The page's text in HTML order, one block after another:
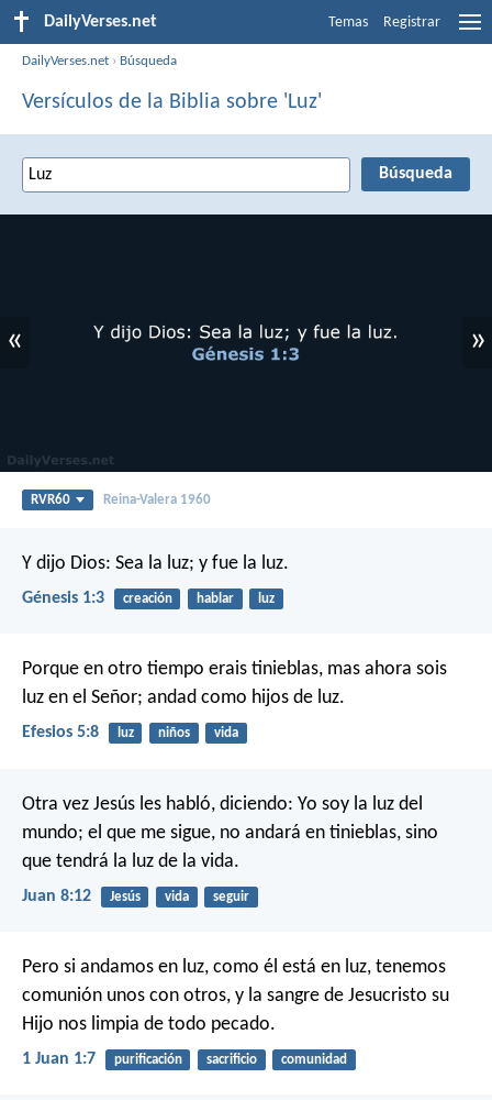
DailyVerses.net Temas Registrar
DailyVerses.net › Búsqueda
Versículos de la Biblia sobre 'Luz'
« »
RVR60 Reina-Valera 1960
Y dijo Dios: Sea la luz; y fue la luz.
Génesis 1:3 creación hablar luz
Porque en otro tiempo erais tinieblas, mas ahora sois
luz en el Señor; andad como hijos de luz.
Efesios 5:8 luz niños vida
Otra vez Jesús les habló, diciendo: Yo soy la luz del
mundo; el que me sigue, no andará en tinieblas, sino
que tendrá la luz de la vida.
Juan 8:12 Jesús vida seguir
Pero si andamos en luz, como él está en luz, tenemos
comunión unos con otros, y la sangre de Jesucristo su
Hijo nos limpia de todo pecado.
1 Juan 1:7 purificación sacrificio comunidad